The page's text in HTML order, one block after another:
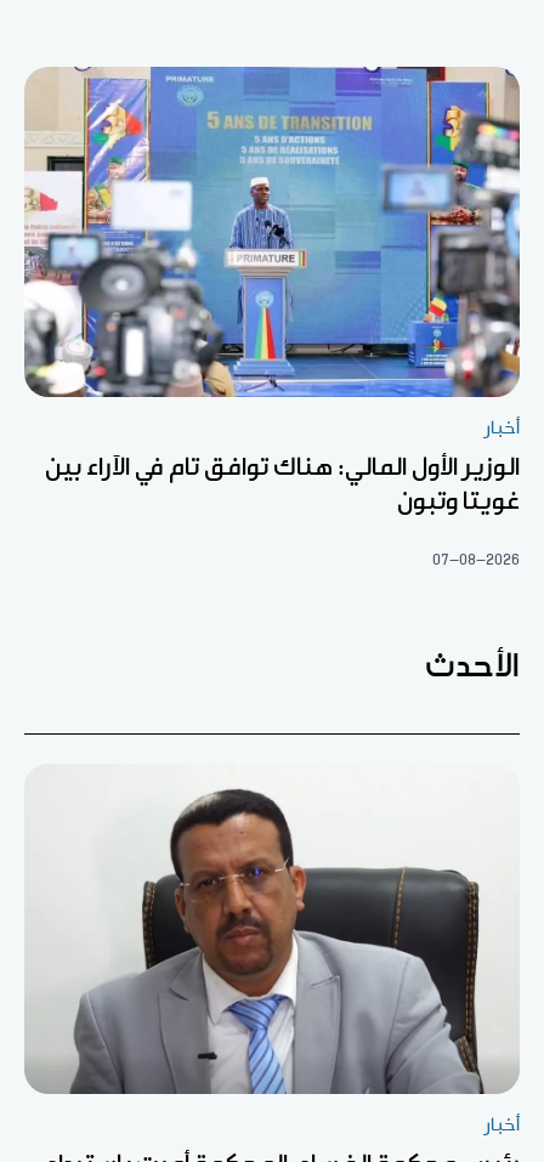
أخبار
الوزير الأول المالي: هناك توافق تام في الآراء بين
غويتا وتبون
07-08-2026
الأحدث
أخبار